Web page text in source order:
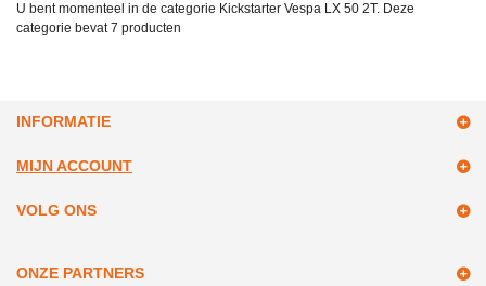
U bent momenteel in de categorie Kickstarter Vespa LX 50 2T. Deze
categorie bevat7 producten
INFORMATIE
MIJN ACCOUNT
VOLG ONS
ONZE PARTNERS